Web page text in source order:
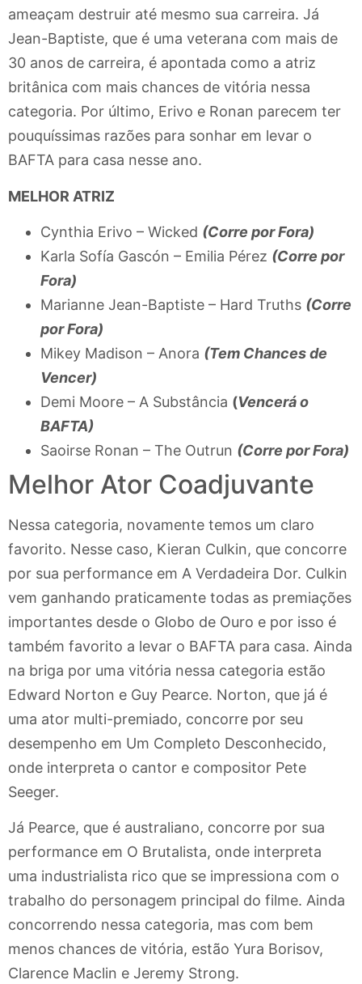
ameaçam destruir até mesmo sua carreira. Já
Jean-Baptiste, que é uma veterana com mais de
30 anos de carreira, é apontada como a atriz
britânica com mais chances de vitória nessa
categoria. Por último, Erivo e Ronan parecem ter
pouquíssimas razões para sonhar em levar o
BAFTA para casa nesse ano.
MELHOR ATRIZ
Cynthia Erivo – Wicked (Corre por Fora)
Karla Sofía Gascón – Emilia Pérez (Corre por
Fora)
Marianne Jean-Baptiste – Hard Truths (Corre
por Fora)
Mikey Madison – Anora (Tem Chances de
Vencer)
Demi Moore – A Substância (Vencerá o
BAFTA)
Saoirse Ronan – The Outrun (Corre por Fora)
Melhor Ator Coadjuvante
Nessa categoria, novamente temos um claro
favorito. Nesse caso, Kieran Culkin, que concorre
por sua performance em A Verdadeira Dor. Culkin
vem ganhando praticamente todas as premiações
importantes desde o Globo de Ouro e por isso é
também favorito a levar o BAFTA para casa. Ainda
na briga por uma vitória nessa categoria estão
Edward Norton e Guy Pearce. Norton, que já é
uma ator multi-premiado, concorre por seu
desempenho em Um Completo Desconhecido,
onde interpreta o cantor e compositor Pete
Seeger.
Já Pearce, que é australiano, concorre por sua
performance em O Brutalista, onde interpreta
uma industrialista rico que se impressiona com o
trabalho do personagem principal do filme. Ainda
concorrendo nessa categoria, mas com bem
menos chances de vitória, estão Yura Borisov,
Clarence Maclin e Jeremy Strong.